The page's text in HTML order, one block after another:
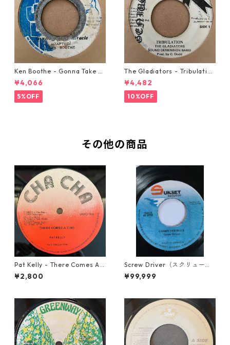
Ken Boothe - Gonna Take A
Miracle【7-21362】
¥4,066
5%OFF
The Gladiators - Tribulation
【7-21365】
¥4,482
10%OFF
その他の商品
Pat Kelly - There Comes A T
ime【12-50057】
¥2,800
Screw Driver（スクリュード
ライバー） - Computer Rule
【7'】
¥99,999